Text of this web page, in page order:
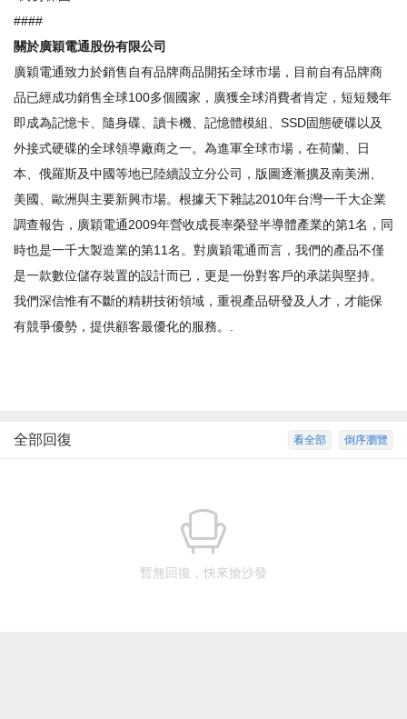
####
關於廣穎電通股份有限公司
廣穎電通致力於銷售自有品牌商品開拓全球市場，目前自有品牌商
品已經成功銷售全球100多個國家，廣獲全球消費者肯定，短短幾年
即成為記憶卡、隨身碟、讀卡機、記憶體模組、SSD固態硬碟以及
外接式硬碟的全球領導廠商之一。為進軍全球市場，在荷蘭、日
本、俄羅斯及中國等地已陸續設立分公司，版圖逐漸擴及南美洲、
美國、歐洲與主要新興市場。根據天下雜誌2010年台灣一千大企業
調查報告，廣穎電通2009年營收成長率榮登半導體產業的第1名，同
時也是一千大製造業的第11名。對廣穎電通而言，我們的產品不僅
是一款數位儲存裝置的設計而已，更是一份對客戶的承諾與堅持。
我們深信惟有不斷的精耕技術領域，重視產品研發及人才，才能保
有競爭優勢，提供顧客最優化的服務。.
倒序瀏覽
看全部
全部回復
暫無回復，快來搶沙發